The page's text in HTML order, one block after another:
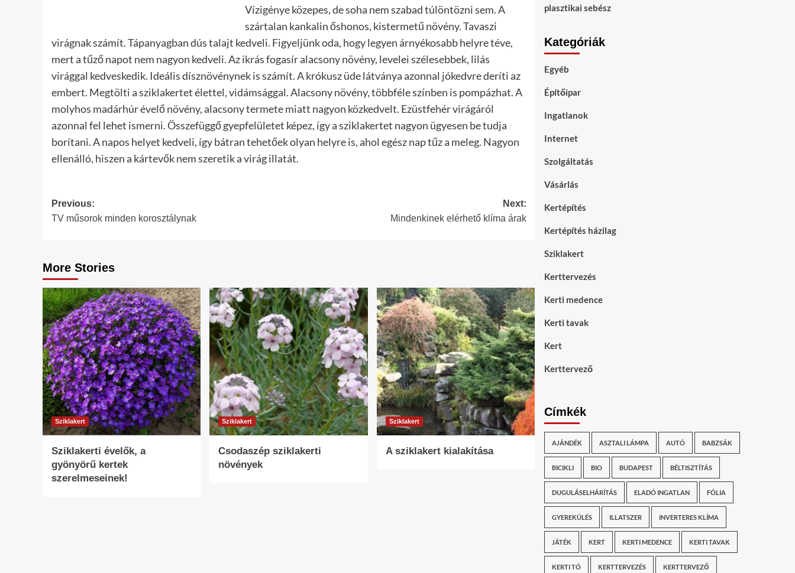
Vízigénye közepes, de soha nem szabad túlöntözni sem.A
szártalan kankalin őshonos, kistermetű növény. Tavaszi
virágnak számít. Tápanyagban dús talajt kedveli. Figyeljünk oda, hogy legyen árnyékosabb helyre téve,
mert a tűző napot nem nagyon kedveli. Az ikrás fogasír alacsony növény, levelei szélesebbek, lilás
virággal kedveskedik. Ideális dísznövénynek is számít. A krókusz üde látványa azonnal jókedvre deríti az
embert. Megtölti a sziklakertet élettel, vidámsággal. Alacsony növény, többféle színben is pompázhat. A
molyhos madárhúr évelő növény, alacsony termete miatt nagyon közkedvelt. Ezüstfehér virágáról
azonnal fel lehet ismerni. Összefüggő gyepfelületet képez, így a sziklakertet nagyon ügyesen be tudja
borítani. A napos helyet kedveli, így bátran tehetőek olyan helyre is, ahol egész nap tűz a meleg. Nagyon
ellenálló, hiszen a kártevők nem szeretik a virág illatát.
Post
navigation
Previous:
TV műsorok minden korosztálynak
Next:
Mindenkinek elérhető klíma árak
More Stories
Sziklakert
Sziklakerti évelők, a
gyönyörű kertek
szerelmeseinek!
Sziklakert
Csodaszép sziklakerti
növények
Sziklakert
A sziklakert kialakítása
plasztikai sebész
Kategóriák
Egyéb
Építőipar
Ingatlanok
Internet
Szolgáltatás
Vásárlás
Kertépítés
Kertépítés házilag
Sziklakert
Kerttervezés
Kerti medence
Kerti tavak
Kert
Kerttervező
Címkék
AJÁNDÉK ASZTALI LÁMPA AUTÓ BABZSÁK
BICIKLI BIO BUDAPEST BÉLTISZTÍTÁS
DUGULÁSELHÁRÍTÁS ELADÓ INGATLAN FÓLIA
GYEREKÜLÉS ILLATSZER INVERTERES KLÍMA
JÁTÉK KERT KERTI MEDENCE KERTI TAVAK
KERTI TÓ KERTTERVEZÉS KERTTERVEZŐ